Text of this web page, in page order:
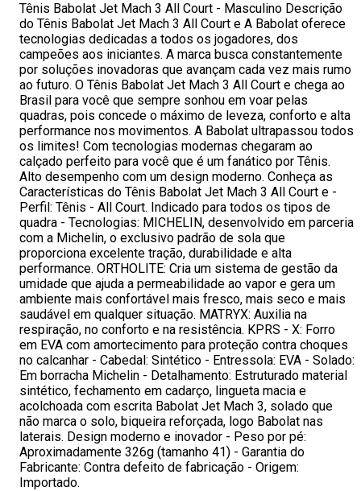
Tênis Babolat Jet Mach 3 All Court - Masculino Descrição
do Tênis Babolat Jet Mach 3 All Court e A Babolat oferece
tecnologias dedicadas a todos os jogadores, dos
campeões aos iniciantes. A marca busca constantemente
por soluções inovadoras que avançam cada vez mais rumo
ao futuro. O Tênis Babolat Jet Mach 3 All Court e chega ao
Brasil para você que sempre sonhou em voar pelas
quadras, pois concede o máximo de leveza, conforto e alta
performance nos movimentos. A Babolat ultrapassou todos
os limites! Com tecnologias modernas chegaram ao
calçado perfeito para você que é um fanático por Tênis.
Alto desempenho com um design moderno. Conheça as
Características do Tênis Babolat Jet Mach 3 All Court e -
Perfil: Tênis - All Court. Indicado para todos os tipos de
quadra - Tecnologias: MICHELIN, desenvolvido em parceria
com a Michelin, o exclusivo padrão de sola que
proporciona excelente tração, durabilidade e alta
performance. ORTHOLITE: Cria um sistema de gestão da
umidade que ajuda a permeabilidade ao vapor e gera um
ambiente mais confortável mais fresco, mais seco e mais
saudável em qualquer situação. MATRYX: Auxilia na
respiração, no conforto e na resistência. KPRS - X: Forro
em EVA com amortecimento para proteção contra choques
no calcanhar - Cabedal: Sintético - Entressola: EVA - Solado:
Em borracha Michelin - Detalhamento: Estruturado material
sintético, fechamento em cadarço, lingueta macia e
acolchoada com escrita Babolat Jet Mach 3, solado que
não marca o solo, biqueira reforçada, logo Babolat nas
laterais. Design moderno e inovador - Peso por pé:
Aproximadamente 326g (tamanho 41) - Garantia do
Fabricante: Contra defeito de fabricação - Origem:
Importado.